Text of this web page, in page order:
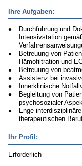
Ihre Aufgaben:
Durchführung und
Intensivstation
Betreuung von
Hämofiltration und
Betreuung von
Assistenz bei
Innerklinische
Begleitung von
psychosozialer
Enge
therapeutischen
Ihr Profil:
Erforderlich